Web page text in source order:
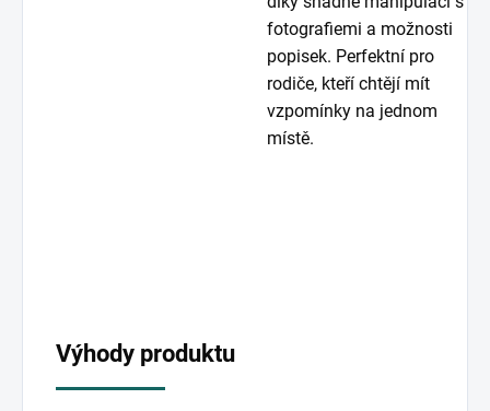
fotografiemi a možnosti
popisek. Perfektní pro
rodiče, kteří chtějí mít
vzpomínky na jednom
místě.
Výhody produktu